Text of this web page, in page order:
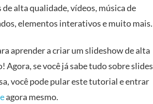
alta qualidade, vídeos, música de
elementos interativos e muito mais.
aprender a criar um slideshow de alta
Agora, se você já sabe tudo sobre slides
você pode pular este tutorial e entrar
agora mesmo.